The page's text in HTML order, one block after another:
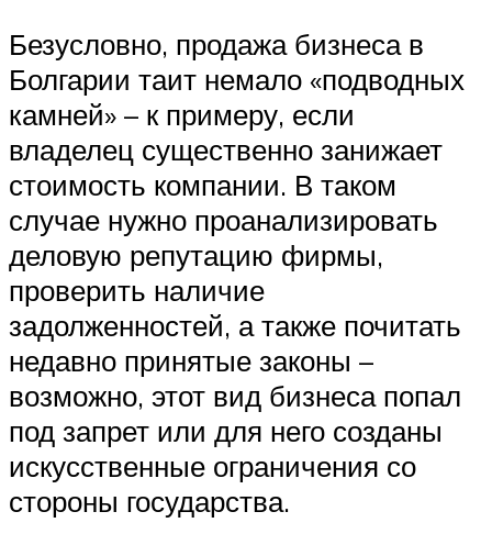
Безусловно, продажа бизнеса в
Болгарии таит немало «подводных
камней» – к примеру, если
владелец существенно занижает
стоимость компании. В таком
случае нужно проанализировать
деловую репутацию фирмы,
проверить наличие
задолженностей, а также почитать
недавно принятые законы –
возможно, этот вид бизнеса попал
под запрет или для него созданы
искусственные ограничения со
стороны государства.